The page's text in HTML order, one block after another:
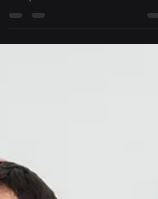
uma revisional de juros! Prepare-se para rir e
se surpreender com os malefícios de ter seu